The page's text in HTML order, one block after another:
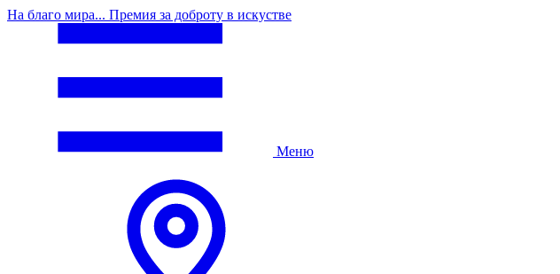
На благо мира... Премия за доброту в искустве
Меню